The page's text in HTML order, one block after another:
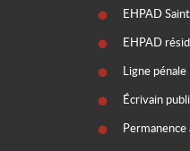
EHPAD
EHPAD
Ligne pénale
Écrivain